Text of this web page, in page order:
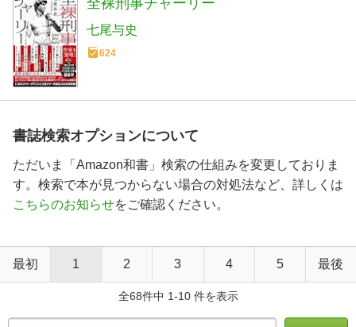
全裸刑事チャーリー
七尾与史
624
書誌検索オプションについて
ただいま「Amazon和書」検索の仕組みを変更しておりま
す。検索で本が見つからない場合の対処法など、詳しくは
こちらのお知らせをご確認ください。
最初 1 2 3 4 5 最後
全68件中 1-10 件を表示